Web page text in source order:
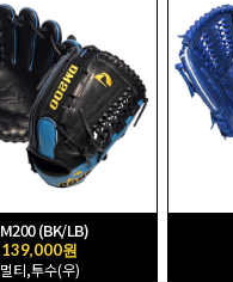
(BK/LB)
139,000원
멀티,투수(우)